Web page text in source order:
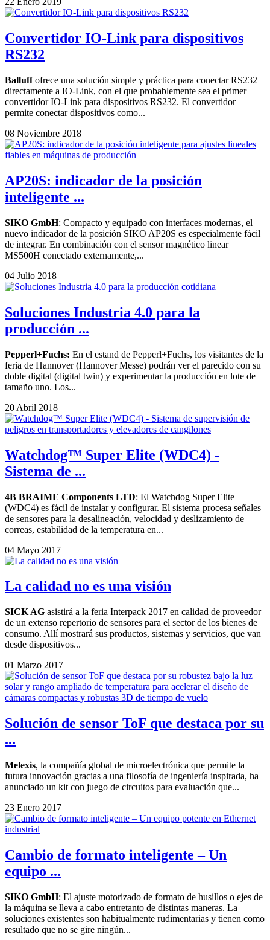
Convertidor IO-Link para dispositivos
RS232
Balluffofrece una solución simple y práctica para conectar RS232
directamente a IO-Link, con el que probablemente sea el primer
convertidor IO-Link para dispositivos RS232. El convertidor
permite conectar dispositivos como...
08 Noviembre 2018
AP20S: indicador de la posición
inteligente ...
SIKO GmbH: Compacto y equipado con interfaces modernas, el
nuevo indicador de la posición SIKO AP20S es especialmente fácil
de integrar. En combinación con el sensor magnético linear
MS500H conectado externamente,...
04 Julio 2018
Soluciones Industria 4.0 para la
producción ...
Pepperl+Fuchs: En el estand de Pepperl+Fuchs, los visitantes de la
feria de Hannover (Hannover Messe) podrán ver el parecido con su
doble digital (digital twin) y experimentar la producción en lote de
tamaño uno. Los...
20 Abril 2018
Watchdog™ Super Elite (WDC4) -
Sistema de ...
4B BRAIME Components LTD: El Watchdog Super Elite
(WDC4) es fácil de instalar y configurar. El sistema procesa señales
de sensores para la desalineación, velocidad y deslizamiento de
correas, estabilidad de la temperatura en...
04 Mayo 2017
La calidad no es una visión
SICK AG asistirá a la feria Interpack 2017 en calidad de proveedor
de un extenso repertorio de sensores para el sector de los bienes de
consumo. Allí mostrará sus productos, sistemas y servicios, que van
desde dispositivos...
01 Marzo 2017
Solución de sensor ToF que destaca por su
...
Melexis, la compañía global de microelectrónica que permite la
futura innovación gracias a una filosofía de ingeniería inspirada, ha
anunciado un kit con juego de circuitos para evaluación que...
23 Enero 2017
Cambio de formato inteligente – Un
equipo ...
SIKO GmbH: El ajuste motorizado de formato de husillos o ejes de
la máquina se lleva a cabo entretanto de distintas maneras. La
soluciones existentes son habitualmente rudimentarias y tienen como
resultado que no se gire ningún...